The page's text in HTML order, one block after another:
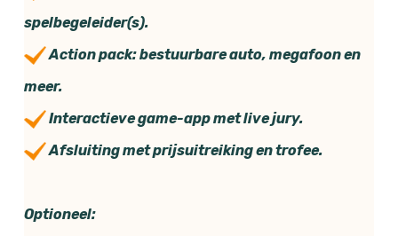
spelbegeleider(s).
Action pack: bestuurbare auto, megafoon en
meer.
Interactieve game-app met live jury.
Afsluiting met prijsuitreiking en trofee.
Optioneel: